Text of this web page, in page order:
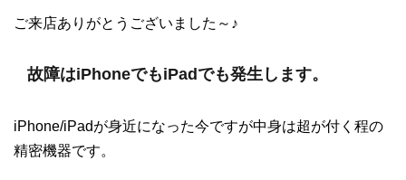
ご来店ありがとうございました～♪
故障はiPhoneでもiPadでも発生します。
iPhone/iPadが身近になった今ですが中身は超が付く程の
精密機器です。